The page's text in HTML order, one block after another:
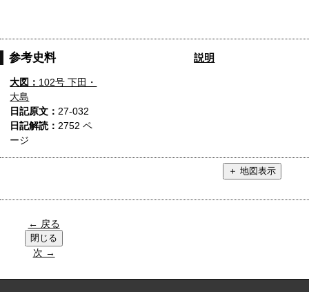
参考史料 説明
大図： 102号 下田・
大島
日記原文： 27-032
日記解読： 2752 ペ
ージ
← 戻る
次 →